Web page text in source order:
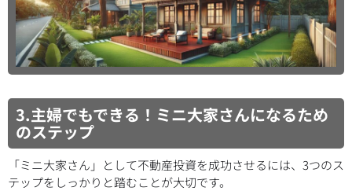
3.主婦でもできる！ミニ大家さんになるため
のステップ
「ミニ大家さん」として不動産投資を成功させるには、3つのス
テップをしっかりと踏むことが大切です。